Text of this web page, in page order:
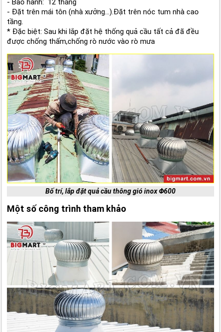
- Bảo hành: 12 tháng
- Đặt trên mái tôn (nhà xưởng...).Đặt trên nóc tum nhà cao
tầng.
* Đặc biệt: Sau khi lắp đặt hệ thống quả cầu tất cả đã đều
được chống thấm,chống rò nước vào rò mưa
Bố trí, lắp đặt quả cầu thông gió inox Φ600
Một số công trình tham khảo